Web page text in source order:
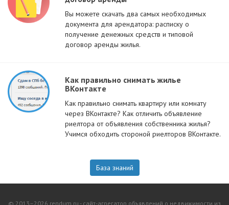
Вы можете скачать два самых необходимых
документа для арендатора: расписку о
получение денежных средств и типовой
договор аренды жилья.
Как правильно снимать жилье
ВКонтакте
Как правильно снимать квартиру или комнату
через ВКонтакте? Как отличить объявление
риелтора от объявления собственника жилья?
Учимся обходить стороной риелторов ВКонтакте.
База знаний
© 2013–2026 rendum.ru - сайт-агрегатор объявлений о недвижимости из